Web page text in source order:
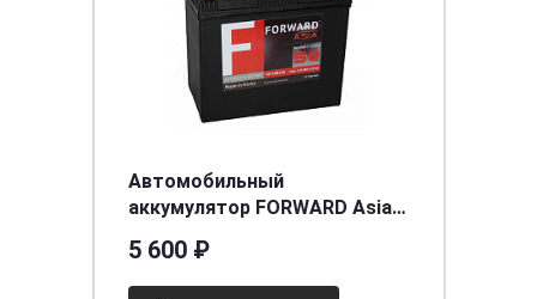
Автомобильный
аккумулятор FORWARD Asia
5 600 ₽